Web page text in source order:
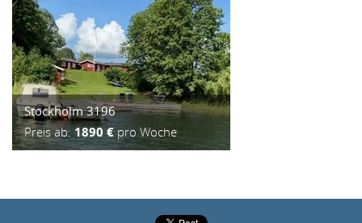
Stockholm 3196
Preis ab: 1890 €pro Woche